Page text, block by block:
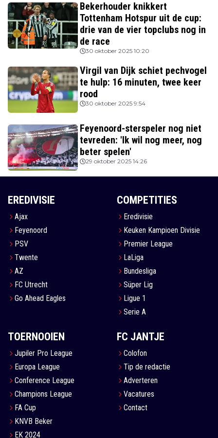
Bekerhouder knikkert
Tottenham Hotspur uit de cup:
drie van de vier topclubs nog in
de race
30 oktober 2025 10:20
Virgil van Dijk schiet pechvogel
te hulp: 16 minuten, twee keer
rood
30 oktober 2025 9:54
Feyenoord-sterspeler nog niet
tevreden: 'Ik wil nog meer, nog
beter spelen'
29 oktober 2025 14:26
EREDIVISIE
Ajax
Feyenoord
PSV
Twente
AZ
FC Utrecht
Go Ahead Eagles
COMPETITIES
Eredivisie
Keuken Kampioen Divisie
Premier League
LaLiga
Bundesliga
Süper Lig
Ligue 1
Serie A
TOERNOOIEN
Jupiler Pro League
Europa League
Conference League
Champions League
FA Cup
KNVB Beker
EK 2024
FC JANTJE
Colofon
Tip de redactie
Adverteren
Vacatures
Contact